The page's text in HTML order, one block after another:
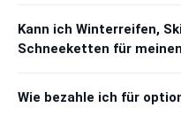
Kann ich Winterreifen,
Schneeketten für
Wie bezahle ich für